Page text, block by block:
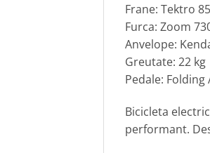
Frane: Tektro
Furca: Zoom
Anvelope:
Greutate: 22 kg
Pedale: Folding
Bicicleta
performant.